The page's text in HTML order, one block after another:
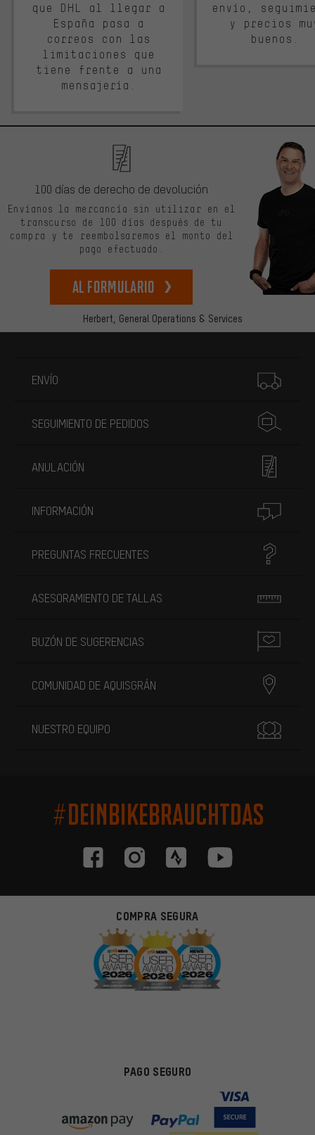
que DHL al llegar a
España pasa a
correos con las
limitaciones que
tiene frente a una
mensajería.
envío,
y precios
buenos.
Herbert, General Operations & Services
100 días de derecho de devolución
Envíanos la mercancía sin utilizar en el
transcurso de 100 días después de tu
compra y te reembolsaremos el monto del
pago efectuado.
Al formulario
ENVÍO
SEGUIMIENTO DE PEDIDOS
ANULACIÓN
INFORMACIÓN
PREGUNTAS FRECUENTES
ASESORAMIENTO DE TALLAS
BUZÓN DE SUGERENCIAS
COMUNIDAD DE AQUISGRÁN
NUESTRO EQUIPO
#DEINBIKEBRAUCHTDAS
COMPRA SEGURA
PAGO SEGURO